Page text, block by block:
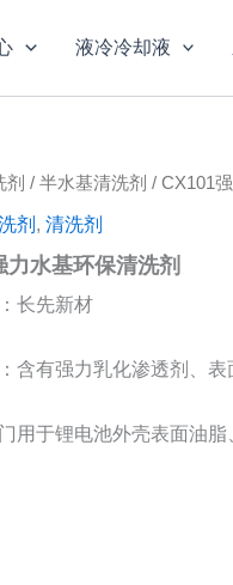
液冷冷却液
剂 / 半水基清洗剂 / CX101
剂 , 清洗剂
力水基环保清洗剂
长先新材
含有强力乳化渗透剂、
用于锂电池外壳表面油